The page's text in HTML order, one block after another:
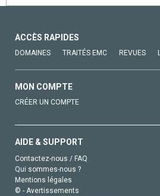
ACCÈS RAPIDES
DOMAINES TRAITÉS EMC REVUES
MON COMPTE
CRÉER UN COMPTE
AIDE & SUPPORT
Contactez-nous / FAQ
Qui sommes-nous ?
Mentions légales
© - Avertissements